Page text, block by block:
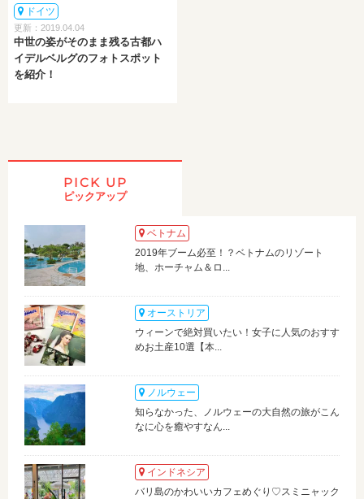
ドイツ
更新：2019.04.04
中世の姿がそのまま残る古都ハ
イデルベルグのフォトスポット
を紹介！
PICK UP
ピックアップ
ベトナム
2019年ブーム必至！？ベトナムのリゾート
地、ホーチャム＆ロ...
オーストリア
ウィーンで絶対買いたい！女子に人気のおすす
めお土産10選【本...
ノルウェー
知らなかった、ノルウェーの大自然の旅がこん
なに心を癒やすなん...
インドネシア
バリ島のかわいいカフェめぐり♡スミニャック